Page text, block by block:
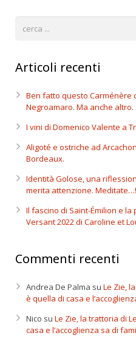
Articoli recenti
Ben fatto questo Carménère
Negroamaro. Ma anche altro.
I vini di Domenico Valente a
Aligoté e ostriche ad
Bordeaux.
Identità Golose, una
merita attenzione. Meditate…!
Il fascino di Saint-Émilion e la
Versant 2022 di Caroline et
Commenti recenti
Andrea De Palma su Le Zie,
è quella di casa e
Nico su Le Zie, la trattoria di
casa e l’accoglienza sa di